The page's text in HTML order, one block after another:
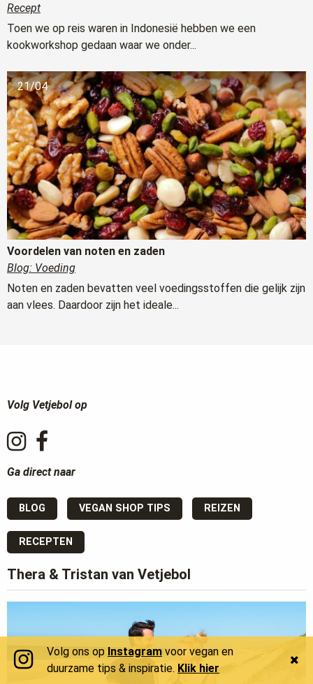
Recept
Toen we op reis waren in Indonesië hebben we een
kookworkshop gedaan waar we onder...
21/04
Voordelen van noten en zaden
Blog: Voeding
Noten en zaden bevatten veel voedingsstoffen die gelijk zijn
aan vlees. Daardoor zijn het ideale...
Volg Vetjebol op
Ga direct naar
BLOG VEGAN SHOP TIPS REIZEN
RECEPTEN
Thera & Tristan van Vetjebol
Volg ons op Instagram voor vegan en
duurzame tips & inspiratie. Klik hier